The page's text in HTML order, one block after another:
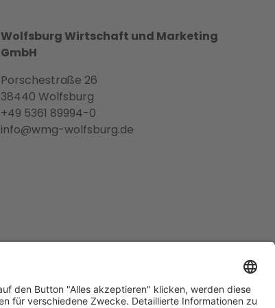
Wolfsburg Wirtschaft und Marketing
GmbH
Porschestraße 26
38440 Wolfsburg
+49 5361 89994-0
info@wmg-wolfsburg.de